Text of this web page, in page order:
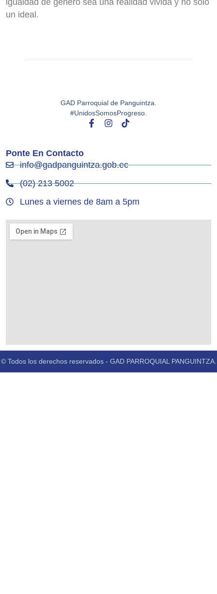
un ideal.
GAD Parroquial de Panguintza.
#UnidosSomosProgreso.
Ponte En Contacto
info@gadpanguintza.gob.ec
(02) 213 5002
Lunes a viernes de 8am a 5pm
© Todos los derechos reservados - GAD PARROQUIAL PANGUINTZA.